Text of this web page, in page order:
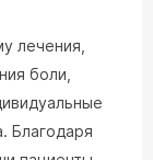
лечения,
боли,
Благодаря